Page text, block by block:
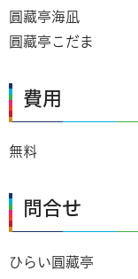
圓藏亭海凪
圓藏亭こだま
費用
無料
問合せ
ひらい圓藏亭